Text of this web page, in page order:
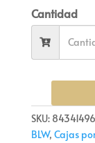
Cantidad
SKU:
BLW, Cajas